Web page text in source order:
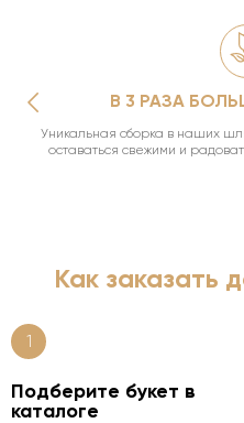
В 3 РАЗА
Уникальная сборка в наших
оставаться свежими и
Как заказать
1
Подберите букет в
каталоге